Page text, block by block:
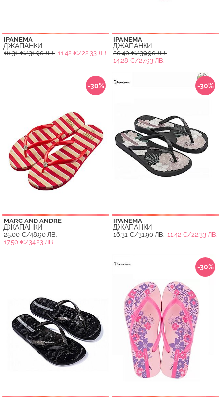
IPANEMA
ДЖАПАНКИ
16.31 €/31.90 ЛВ. 11.42 €/22.33 ЛВ.
IPANEMA
ДЖАПАНКИ
20.40 €/39.90 ЛВ.
14.28 €/27.93 ЛВ.
-30%
MARC AND ANDRE
ДЖАПАНКИ
25.00 €/48.90 ЛВ.
17.50 €/34.23 ЛВ.
-30%
IPANEMA
ДЖАПАНКИ
16.31 €/31.90 ЛВ. 11.42 €/22.33 ЛВ.
-30%